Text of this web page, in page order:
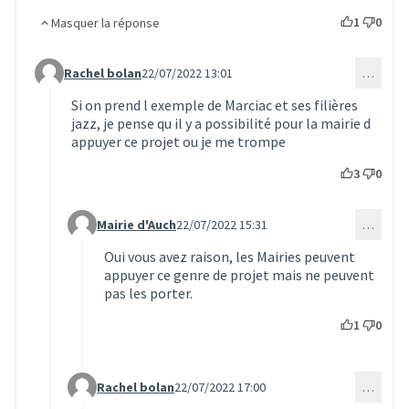
Masquer la réponse 1 0
Commentaire 16 (réponse au commentaire 15)
Rachel bolan22/07/2022 13:01 …
Si on prend l exemple de Marciac et ses filières
jazz, je pense qu il y a possibilité pour la mairie d
appuyer ce projet ou je me trompe
3 0
Commentaire 17 (réponse au commentaire 16)
Mairie d'Auch22/07/2022 15:31 …
Oui vous avez raison, les Mairies peuvent
appuyer ce genre de projet mais ne peuvent
pas les porter.
1 0
Commentaire 18 (réponse au commentaire 16)
Rachel bolan22/07/2022 17:00 …